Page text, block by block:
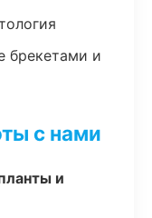
брекетами и
с нами
и